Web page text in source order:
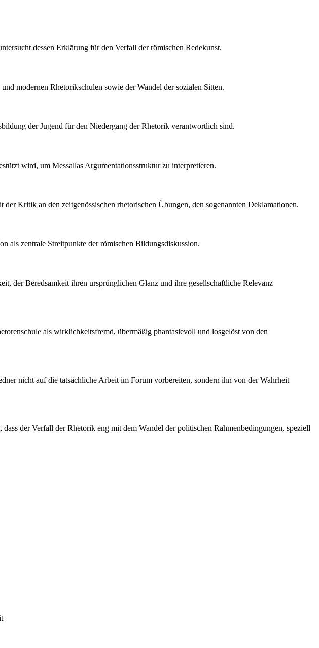
dessen Erklärung für den Verfall der römischen Redekunst.
modernen Rhetorikschulen sowie der Wandel der sozialen Sitten.
der Jugend für den Niedergang der Rhetorik verantwortlich sind.
wird, um Messallas Argumentationsstruktur zu interpretieren.
Kritik an den zeitgenössischen rhetorischen Übungen, den sogenannten Deklamationen.
als zentrale Streitpunkte der römischen Bildungsdiskussion.
der Beredsamkeit ihren ursprünglichen Glanz und ihre gesellschaftliche Relevanz
als wirklichkeitsfremd, übermäßig phantasievoll und losgelöst von den
nicht auf die tatsächliche Arbeit im Forum vorbereiten, sondern ihn von der Wahrheit
der Verfall der Rhetorik eng mit dem Wandel der politischen Rahmenbedingungen, speziell